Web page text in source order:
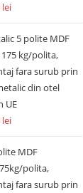
lei
5 polite MDF
175 kg/polita,
fara surub prin
din otel
UE
lei
MDF
polita,
fara surub prin